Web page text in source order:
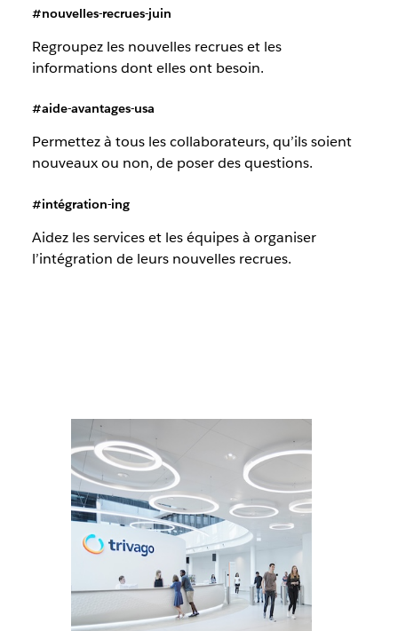
#nouvelles-recrues-juin
Regroupez les nouvelles recrues et les
informations dont elles ont besoin.
#aide-avantages-usa
Permettez à tous les collaborateurs, qu’ils soient
nouveaux ou non, de poser des questions.
#intégration-ing
Aidez les services et les équipes à organiser
l’intégration de leurs nouvelles recrues.